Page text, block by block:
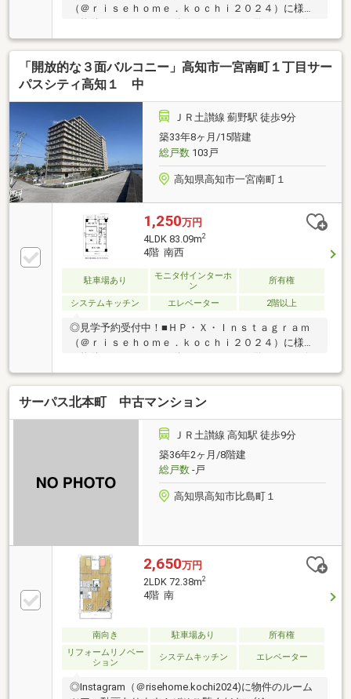
（＠ｒｉｓｅｈｏｍｅ．ｋｏｃｈｉ２０２４）に様々
な物件のルームツアー動画あり！ぜひご覧ください(*^-
^*)・スーパー・コンビニ・病院も徒歩10分圏内に揃う
好立地・2017年フルリノベーションにより、使い勝手
の良い3LDKに♪・各居室に収納を備え、お部屋もスッ
キリ片付きます・浴室暖房乾燥機やシャワー付洗面台
広大なスペースに。お昼寝や趣味の時間などライフス
タイルに合わせた間取りに【周辺環境】・高知市江陽
小学校 徒歩9分（715ｍ）・高知市立城東中学校 徒
歩14分（1118ｍ）
「開放的な３面バルコニー」高知市一宮南町１丁目サー
パスシティ高知１ 中
ＪＲ土讃線 薊野駅 徒歩9分
築33年8ヶ月/15階建
総戸数103戸
高知県高知市一宮南町１
1,250万円
4LDK 83.09m2
4階 南西
駐車場あり
モニタ付インターホ
ン
所有権
システムキッチン エレベーター 2階以上
◎見学予約受付中！■ＨＰ・Ｘ・Ｉｎｓｔａｇｒａｍ
（＠ｒｉｓｅｈｏｍｅ．ｋｏｃｈｉ２０２４）に様々
な物件のルームツアー動画あり！ぜひご覧ください(*^-
^*)・角部屋・3面バルコニーで陽当たり・通風良
好！・北環状線沿いの商業施設が身近で毎日の買い物
も便利です・15.1帖LDK＋和室で開放的なリビング空
間・キッチンから洗面室へスムーズに行き来できる回
遊動線・独立性の高い3部屋でリモートワークや子供
徒歩19分（1441ｍ）・高知市立一宮中学校 徒歩4分
（255ｍ）
サーパス北本町 中古マンション
ＪＲ土讃線 高知駅 徒歩9分
築36年2ヶ月/8階建
総戸数-戸
高知県高知市比島町１
2,650万円
2LDK 72.38m2
4階 南
南向き 駐車場あり
所有権
リフォームリノベー
ション
システムキッチン エレベーター
◎Instagram（＠risehome.kochi2024)に物件のルーム